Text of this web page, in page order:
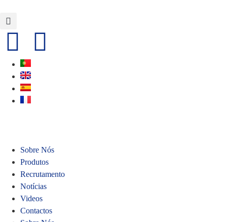
Sobre Nós
Produtos
Recrutamento
Notícias
Videos
Contactos